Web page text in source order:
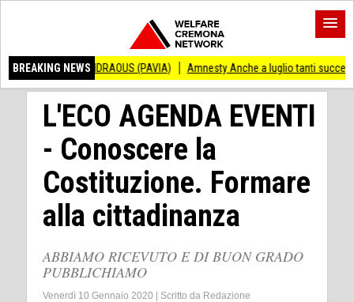
BREAKING NEWS
ANDRAOUS (PAVIA) Amnesty Anche a luglio tanti successi ed ingiustizie
L'ECO AGENDA EVENTI
- Conoscere la
Costituzione. Formare
alla cittadinanza
ABBIAMO RICEVUTO E DI BUON GRADO
PUBBLICHIAMO
Venerdì 10 Gennaio 2020 Scritto da Redazione